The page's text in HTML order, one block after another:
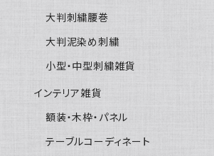
大判刺繍腰巻
大判泥染め刺繍
小型・中型刺繍雑貨
インテリア雑貨
額装・木枠・パネル
テーブルコーディネート